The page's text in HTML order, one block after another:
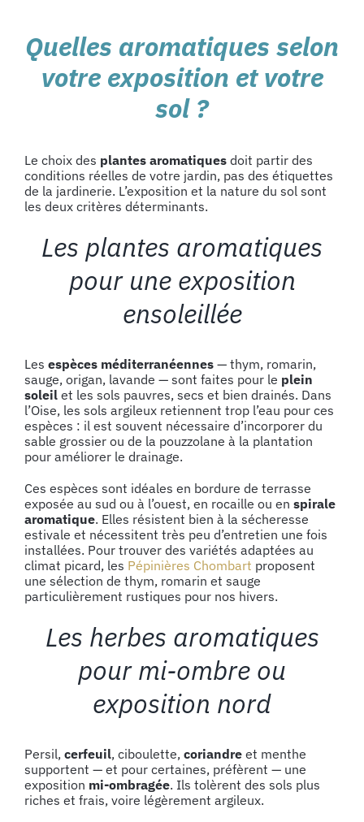
Quelles aromatiques selon
votre exposition et votre
sol ?
Le choix des plantes aromatiques doit partir des
conditions réelles de votre jardin, pas des étiquettes
de la jardinerie. L’exposition et la nature du sol sont
les deux critères déterminants.
Les plantes aromatiques
pour une exposition
ensoleillée
Les espèces méditerranéennes — thym, romarin,
sauge, origan, lavande — sont faites pour le plein
soleil et les sols pauvres, secs et bien drainés. Dans
l’Oise, les sols argileux retiennent trop l’eau pour ces
espèces : il est souvent nécessaire d’incorporer du
sable grossier ou de la pouzzolane à la plantation
pour améliorer le drainage.
Ces espèces sont idéales en bordure de terrasse
exposée au sud ou à l’ouest, en rocaille ou en spirale
aromatique. Elles résistent bien à la sécheresse
estivale et nécessitent très peu d’entretien une fois
installées. Pour trouver des variétés adaptées au
climat picard, les Pépinières Chombart proposent
une sélection de thym, romarin et sauge
particulièrement rustiques pour nos hivers.
Les herbes aromatiques
pour mi-ombre ou
exposition nord
Persil, cerfeuil, ciboulette, coriandre et menthe
supportent — et pour certaines, préfèrent — une
exposition mi-ombragée. Ils tolèrent des sols plus
riches et frais, voire légèrement argileux.